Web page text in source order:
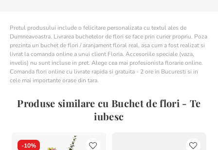
Pretul produsului include o felicitare personalizata cu textul ales de
Dumneavoastra. Livrarea buchetelor de flori se face prin curier propriu. Poza
prezinta un buchet de flori / aranjament floral real, asa cum a fost realizat si
livrat la comanda online a unui client Floria. Accesoriile speciale (vaza,
invelis) nu sunt incluse in pret. Alege cea mai profesionista florarie online.
Comanda flori online cu livrate rapida si gratuita - 2 ore in Bucuresti si in
cele mai importante orase din tara.
Produse similare cu Buchet de flori - Te
iubesc
-10%